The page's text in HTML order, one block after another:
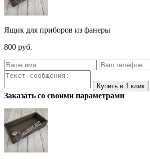
Ящик для приборов из фанеры
800 руб.
Заказать со своими параметрами